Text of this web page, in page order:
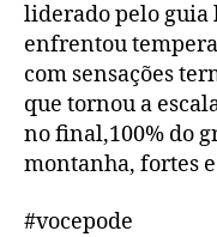
liderado pelo guia
enfrentou
com sensações
que tornou a
no final,100% do
montanha, fortes
#vocepode